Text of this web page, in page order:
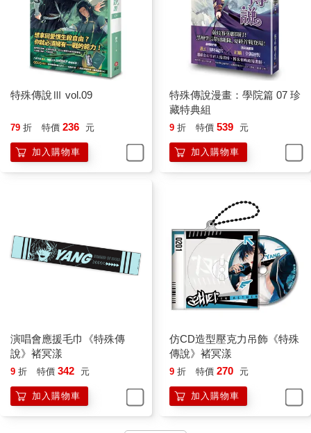
特殊傳說Ⅲ vol.09
79 折 特價 236 元
加入購物車
特殊傳說漫畫：學院篇 07 珍
藏特典組
9 折 特價 539 元
加入購物車
演唱會應援毛巾《特殊傳
說》褚冥漾
9 折 特價 342 元
加入購物車
仿CD造型壓克力吊飾《特殊
傳說》褚冥漾
9 折 特價 270 元
加入購物車